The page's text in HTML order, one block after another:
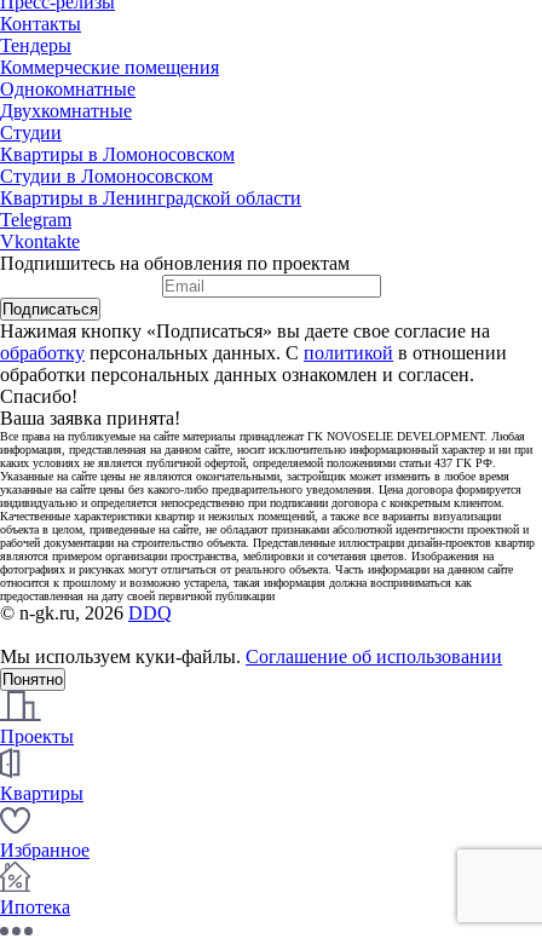
Контакты
Тендеры
Коммерческие помещения
Однокомнатные
Двухкомнатные
Студии
Квартиры в Ломоносовском
Студии в Ломоносовском
Квартиры в Ленинградской области
Telegram
Vkontakte
Подпишитесь на обновления по проектам
Подписаться
Нажимая кнопку «Подписаться» вы даете свое согласие на
обработку персональных данных. С политикой в отношении
обработки персональных данных ознакомлен и согласен.
Спасибо!
Ваша заявка принята!
Все права на публикуемые на сайте материалы принадлежат ГК NOVOSELIE DEVELOPMENT. Любая
информация, представленная на данном сайте, носит исключительно информационный характер и ни при
каких условиях не является публичной офертой, определяемой положениями статьи 437 ГК РФ.
Указанные на сайте цены не являются окончательными, застройщик может изменить в любое время
указанные на сайте цены без какого-либо предварительного уведомления. Цена договора формируется
индивидуально и определяется непосредственно при подписании договора с конкретным клиентом.
Качественные характеристики квартир и нежилых помещений, а также все варианты визуализации
объекта в целом, приведенные на сайте, не обладают признаками абсолютной идентичности проектной и
рабочей документации на строительство объекта. Представленные иллюстрации дизайн-проектов квартир
являются примером организации пространства, меблировки и сочетания цветов. Изображения на
фотографиях и рисунках могут отличаться от реального объекта. Часть информации на данном сайте
относится к прошлому и возможно устарела, такая информация должна восприниматься как
предоставленная на дату своей первичной публикации
© n-gk.ru, 2026 DDQ
Мы используем куки-файлы. Соглашение об использовании
Понятно
Проекты
Квартиры
Избранное
Ипотека